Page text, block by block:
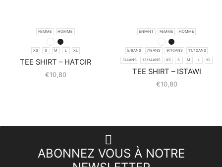
FEMME HOMME
XS S M L XL
TEE SHIRT – HATOIR
€10,80
ENFANT FEMME HOMME
5/6ANS 7/8ANS 9/10ANS 11/12ANS
3/4ANS 13/14ANS XS S M L XL
TEE SHIRT – ISTAWI
€10,80
ABONNEZ VOUS À NOTRE